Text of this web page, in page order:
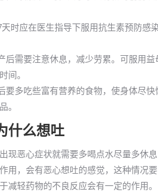
时应在医生指导下服用抗生素预防
后需要注意休息，减少劳累。可服用
间。
要多吃些富有营养的食物，使身体尽
。
什么想吐
现恶心症状就需要多喝点水尽量多休
用，会有恶心想吐的感觉，这种情况
减轻药物的不良反应会有一定的作用。